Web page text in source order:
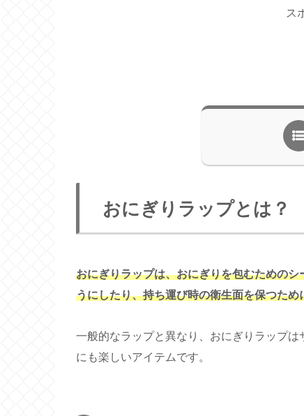
ス
おにぎりラップとは？
おにぎりラップは、おにぎりを包むための
うにしたり、持ち運び時の衛生面を保つため
一般的なラップと異なり、おにぎりラップ
にも楽しいアイテムです。